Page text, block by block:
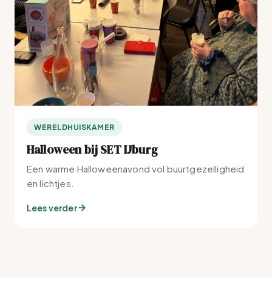
WERELDHUISKAMER
Halloween bij SET IJburg
Een warme Halloweenavond vol buurtgezelligheid
en lichtjes.
Lees verder